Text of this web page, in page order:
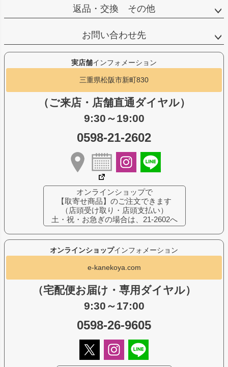
返品・交換 その他
お問い合わせ先
オンラインショップインフォメーション
e-kanekoya.com
（宅配便お届け・専用ダイヤル）
9:30～17:00
0598-26-9605
実店舗インフォメーション
三重県松阪市新町830
（ご来店・店舗直通ダイヤル）
9:30～19:00
0598-21-2602
オンラインショップで
【取寄せ商品】のご注文できます
（店頭受け取り・店頭支払い）
土・祝・お急ぎの場合は、21-2602へ